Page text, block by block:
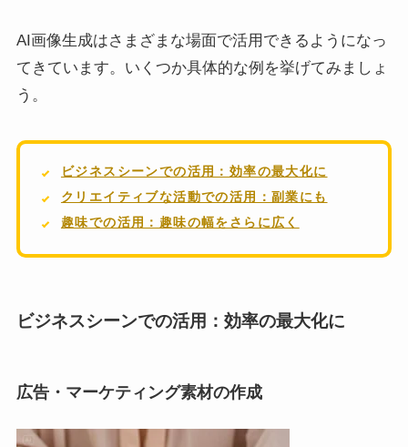
AI画像生成はさまざまな場面で活用できるようになっ
てきています。いくつか具体的な例を挙げてみましょ
う。
ビジネスシーンでの活用：効率の最大化に
クリエイティブな活動での活用：副業にも
趣味での活用：趣味の幅をさらに広く
ビジネスシーンでの活用：効率の最大化に
広告・マーケティング素材の作成